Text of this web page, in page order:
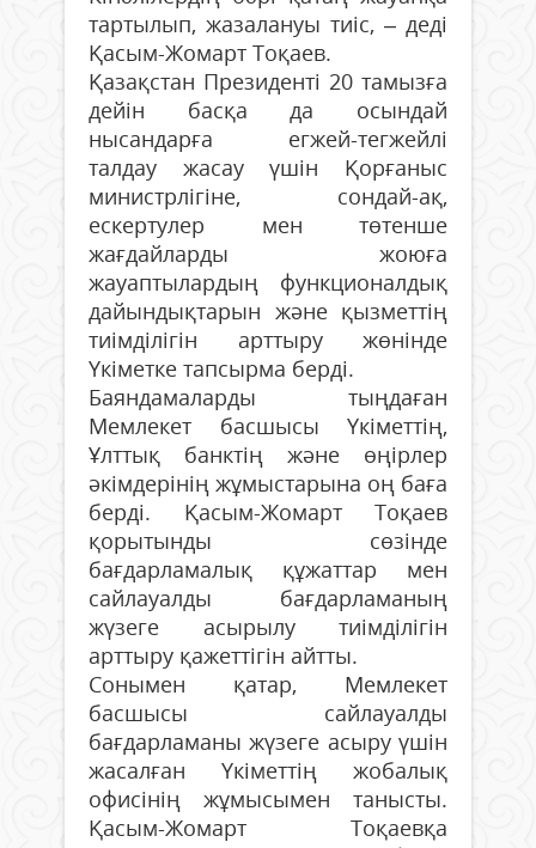
тартылып, жазалануы тиіс, – деді
Қасым-Жомарт Тоқаев.
Қазақстан Президенті 20 тамызға
дейін басқа да осындай
нысандарға егжей-тегжейлі
талдау жасау үшін Қорғаныс
министрлігіне, сондай-ақ,
ескертулер мен төтенше
жағдайларды жоюға
жауаптылардың функционалдық
дайындықтарын және қызметтің
тиімділігін арттыру жөнінде
Үкіметке тапсырма берді.
Баяндамаларды тыңдаған
Мемлекет басшысы Үкіметтің,
Ұлттық банктің және өңірлер
әкімдерінің жұмыстарына оң баға
берді. Қасым-Жомарт Тоқаев
қорытынды сөзінде
бағдарламалық құжат­тар мен
сайлауалды бағдарламаның
жүзеге асырылу тиімділігін
арттыру қажеттігін айтты.
Сонымен қатар, Мемлекет
басшысы сайлауалды
бағдарламаны жүзеге асыру үшін
жасалған Үкіметтің жобалық
офисінің жұмысымен танысты.
Қасым-Жомарт Тоқаевқа